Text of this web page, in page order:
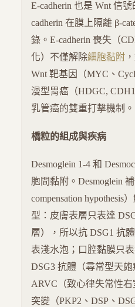
E-cadherin 也是 Wnt 信
cadherin 在膜上隔離 β-
錄。E-cadherin 喪失（
化）不僅解除細胞黏附
Wnt 靶基因（MYC、
漫型胃癌（HDGC,
乳管癌的雙重打擊機制。
橋粒的組成與疾病
Desmoglein 1-4 和
胞間黏附。Desmoglein
compensation hypothesis
型：皮膚表層只表達
層），所以抗 DSG1 抗
表淺水泡；口腔黏膜只
DSG3 抗體（尋常型天
ARVC（致心律失常性
突變（PKP2、DSP、